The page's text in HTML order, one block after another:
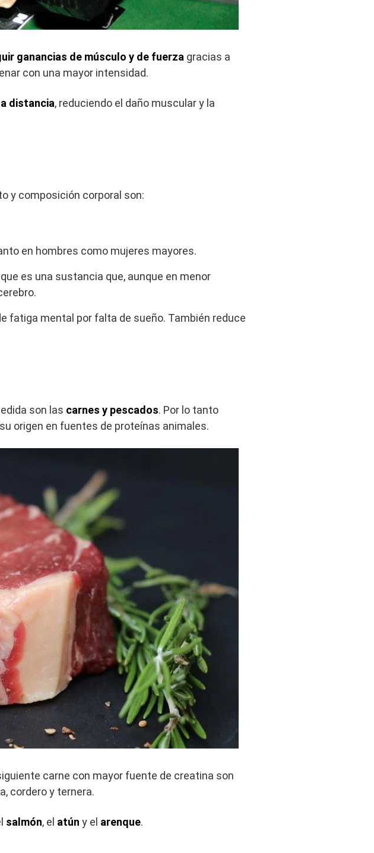
ganancias de músculo y de fuerza gracias a
con una mayor intensidad.
distancia, reduciendo el daño muscular y la
y composición corporal son:
en hombres como mujeres mayores.
que es una sustancia que, aunque en menor
fatiga mental por falta de sueño. También reduce
son las carnes y pescados. Por lo tanto
origen en fuentes de proteínas animales.
carne con mayor fuente de creatina son
cordero y ternera.
salmón, el atún y el arenque.